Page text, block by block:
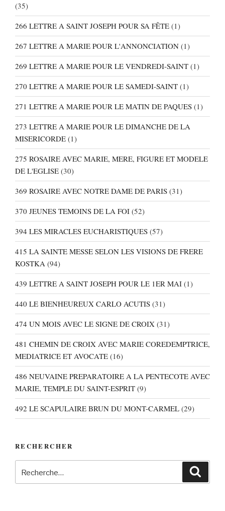
(35)
266 LETTRE A SAINT JOSEPH POUR SA FÊTE (1)
267 LETTRE A MARIE POUR L'ANNONCIATION (1)
269 LETTRE A MARIE POUR LE VENDREDI-SAINT (1)
270 LETTRE A MARIE POUR LE SAMEDI-SAINT (1)
271 LETTRE A MARIE POUR LE MATIN DE PAQUES (1)
273 LETTRE A MARIE POUR LE DIMANCHE DE LA
MISERICORDE (1)
275 ROSAIRE AVEC MARIE, MERE, FIGURE ET MODELE
DE L'EGLISE (30)
369 ROSAIRE AVEC NOTRE DAME DE PARIS (31)
370 JEUNES TEMOINS DE LA FOI (52)
394 LES MIRACLES EUCHARISTIQUES (57)
415 LA SAINTE MESSE SELON LES VISIONS DE FRERE
KOSTKA (94)
439 LETTRE A SAINT JOSEPH POUR LE 1ER MAI (1)
440 LE BIENHEUREUX CARLO ACUTIS (31)
474 UN MOIS AVEC LE SIGNE DE CROIX (31)
481 CHEMIN DE CROIX AVEC MARIE COREDEMPTRICE,
MEDIATRICE ET AVOCATE (16)
486 NEUVAINE PREPARATOIRE A LA PENTECOTE AVEC
MARIE, TEMPLE DU SAINT-ESPRIT (9)
492 LE SCAPULAIRE BRUN DU MONT-CARMEL (29)
RECHERCHER
pour